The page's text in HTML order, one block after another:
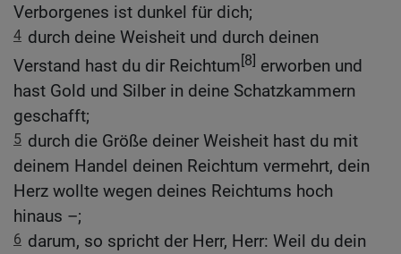
Verborgenes ist dunkel für dich;
4 durch deine Weisheit und durch deinen
Verstand hast du dir Reichtum[8] erworben und
hast Gold und Silber in deine Schatzkammern
geschafft;
5 durch die Größe deiner Weisheit hast du mit
deinem Handel deinen Reichtum vermehrt, dein
Herz wollte wegen deines Reichtums hoch
hinaus –;
6 darum, so spricht der Herr, Herr: Weil du dein